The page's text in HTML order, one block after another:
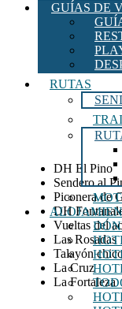
GUÍAS DE
RUTAS
DH El Pino
Sendero al
Piconera de
DH
Vueltas del
Las Rosadas
Talayón
La Cruz
La Fortaleza